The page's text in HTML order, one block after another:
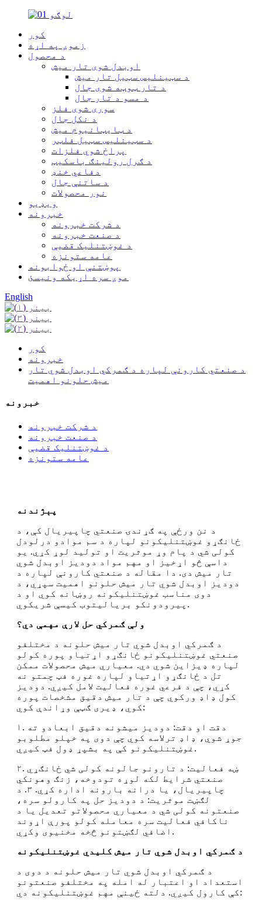
کور
زموږ په اړه
د محصول
اوبدل شوی تار میش
د سټینلیس سټیل تار میش
د تار ټوټه شوی جال
د مسو د تار جال
سوری شوی فلز
د نکل جال
د ټایټانیوم میش
د سټینلیس سټیل فلټر
پراخ شوي فلزات
د ګرل رولینګ باسکیټ
دفاعي خنډ
د ساتنې جال
نور محصولات
ویډیو
خبرونه
د شرکت خبرونه
د صنعت خبرونه
د غوښتنلیک قضیې
عامه ستونزه
پوښتنې او ځوابونه
موږ سره اړیکه ونیسئ
English
کور
خبرونه
د صنعتي کارونې لپاره د ګمرکي اوبدل شوي تار
میش حلونو اهمیت
خبرونه
د شرکت خبرونه
د صنعت خبرونه
د غوښتنلیک قضیې
عامه ستونزه
پېژندنه
د نن ورځې په ګړندۍ صنعتي چاپیریال کې، د
ځانګړو غوښتنلیکونو لپاره د سم موادو درلودل
کولی شي د پام وړ موثریت او تولید لوړ کړي. یو
داسې څو اړخیز او مهم مواد دودیز اوبدل شوي
تار میش دی. دا مقاله د صنعتي کارونې لپاره د
دودیز اوبدل شوي تار میش حلونو اهمیت سپړي، د
دوی مناسب غوښتنلیکونه روښانه کوي او د
پیرودونکو بریالیتوب کیسې شریکوي.
ولې ګمرکي حل لارې مهمې دي؟
د ګمرکي اوبدل شوي تار میش حلونه د مختلفو
صنعتي غوښتنلیکونو ځانګړو اړتیاو پوره کولو
لپاره ډیزاین شوي دي. معیاري میش محصولات ممکن
تل د ځانګړو اړتیاو لپاره غوره فټ چمتو نه
کړي، چې د فرعي غوره فعالیت لامل کیږي. دودیز
کول ډاډ ورکوي چې د تار میش دقیق مشخصات پوره
کوي، ډیری ګټې وړاندې کوي:
۱. دقت او دقت: دودیز میشونه دقیق ابعادو ته
جوړ شوي، ډاډ ترلاسه کوي چې دوی په خپلو مطلوبو
غوښتنلیکونو کې په بشپړ ډول فټ کیږي.
۲. ښه فعالیت: د تارونو جالونه کولی شي ځانګړي
صنعتي شرایط لکه لوړه تودوخه، زنګ وهونکي
چاپیریال، یا درانه بارونه اداره کړي. ۳. د
لګښت موثریت: د دودیز حل په کارولو سره،
صنعتونه کولی شي د معیاري محصولاتو تعدیل یا د
ناکافي فعالیت سره معامله کولو پورې اړوند
اضافي لګښتونو څخه مخنیوی وکړي.
د ګمرکي اوبدل شوي تار میش کلیدي غوښتنلیکونه
د ګمرکي اوبدل شوي تار میش حلونه د دوی د
استعداد او اعتبار له امله په مختلفو صنعتونو
کې کارول کیږي. دلته ځینې مهم غوښتنلیکونه دي: